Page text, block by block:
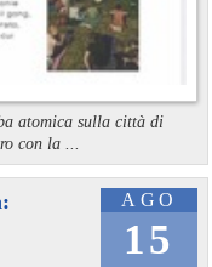
atomica sulla città di
con la ...
AGO
15